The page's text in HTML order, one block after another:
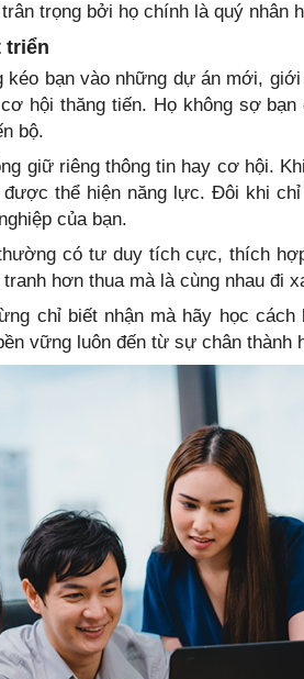
trọng bởi họ chính là quý nhân
triển
kéo bạn vào những dự án mới,
hội thăng tiến. Họ không sợ
bộ.
giữ riêng thông tin hay cơ hội.
được thể hiện năng lực. Đôi khi
của bạn.
có tư duy tích cực, thích
hơn thua mà là cùng nhau đi
chỉ biết nhận mà hãy học
vững luôn đến từ sự chân thành